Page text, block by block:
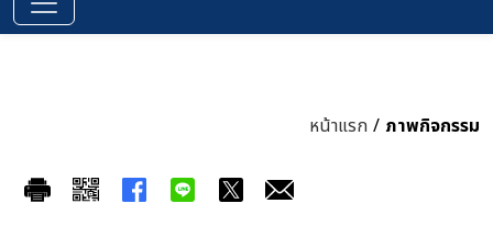
หน้าแรก / ภาพกิจกรรม